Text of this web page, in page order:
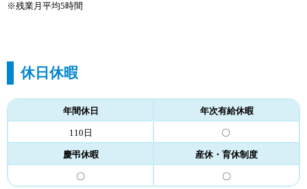
※残業月平均5時間
休日休暇
年間休日 年次有給休暇
110日 〇
慶弔休暇 産休・育休制度
〇 〇